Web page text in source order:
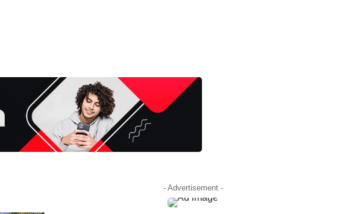
- Advertisement -